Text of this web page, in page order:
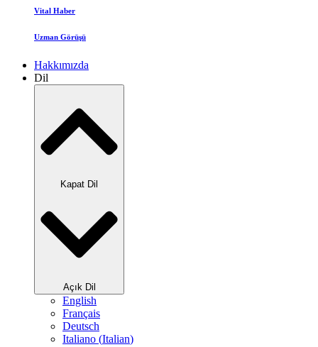
Vital Haber
Uzman Görüşü
Hakkımızda
Dil
Kapat Dil
Açık Dil
English
Français
Deutsch
Italiano (Italian)